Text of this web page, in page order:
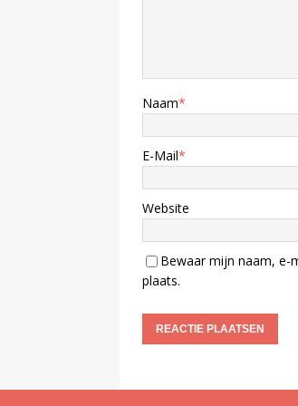
Naam*
E-Mail*
Website
Bewaar mijn naam, e-
plaats.